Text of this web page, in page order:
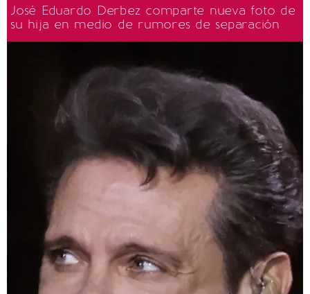
José Eduardo Derbez comparte nueva foto de
su hija en medio de rumores de separación